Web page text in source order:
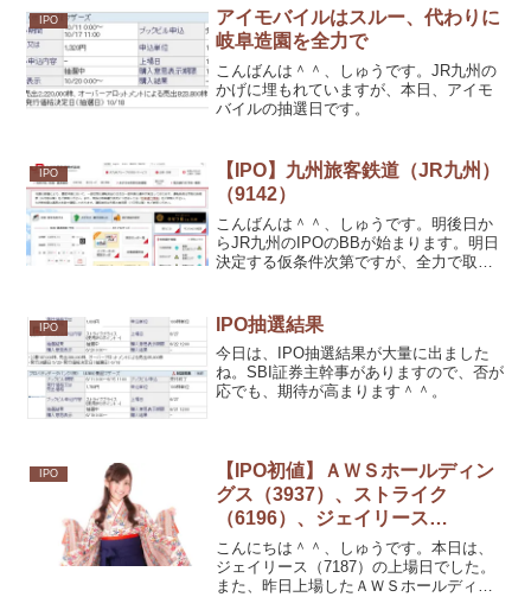
しましたので、269,000円の利益です＾
＾。
IPO
アイモバイルはスルー、代わりに
岐阜造園を全力で
こんばんは＾＾、しゅうです。JR九州の
かげに埋もれていますが、本日、アイモ
バイルの抽選日です。
IPO
【IPO】九州旅客鉄道（JR九州）
（9142）
こんばんは＾＾、しゅうです。明後日か
らJR九州のIPOのBBが始まります。明日
決定する仮条件次第ですが、全力で取り
IPO IPO抽選結果
今日は、IPO抽選結果が大量に出ました
ね。SBI証券主幹事がありますので、否が
応でも、期待が高まります＾＾。
IPO
【IPO初値】ＡＷＳホールディン
グス（3937）、ストライク
（6196）、ジェイリース
（7187）
こんにちは＾＾、しゅうです。本日は、
ジェイリース（7187）の上場日でした。
また、昨日上場したＡＷＳホールディン